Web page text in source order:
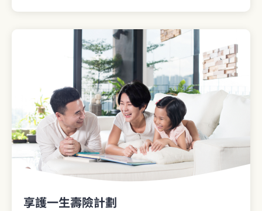
享護一生壽險計劃